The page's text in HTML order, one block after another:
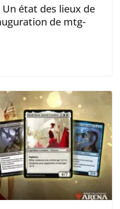
Un état des lieux de
de mtg-